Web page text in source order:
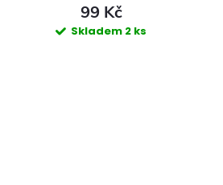
99 Kč
Skladem 2 ks